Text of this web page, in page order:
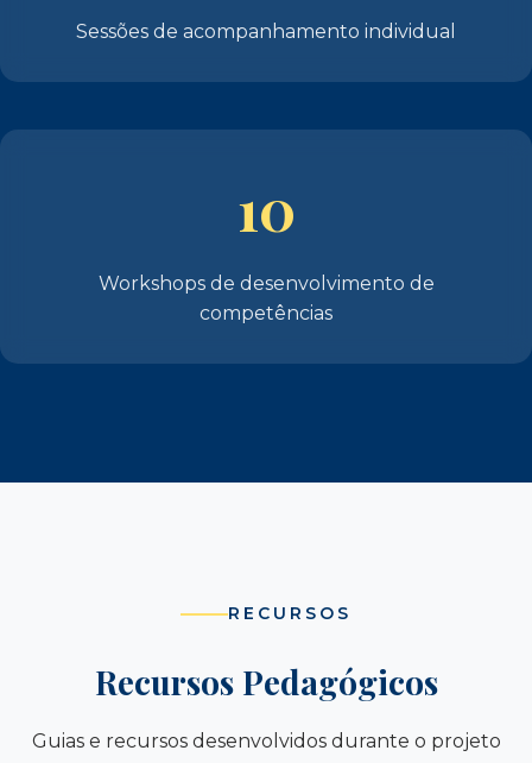
Sessões de acompanhamento individual
10
Workshops de desenvolvimento de
competências
RECURSOS
Recursos Pedagógicos
Guias e recursos desenvolvidos durante o projeto